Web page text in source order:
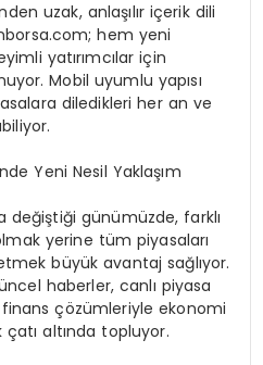
uzak, anlaşılır içerik dili
hem yeni
yatırımcılar için
Mobil uyumlu yapısı
diledikleri her an ve
Yeni Nesil Yaklaşım
değiştiği günümüzde, farklı
yerine tüm piyasaları
büyük avantaj sağlıyor.
haberler, canlı piyasa
finans çözümleriyle ekonomi
altında topluyor.